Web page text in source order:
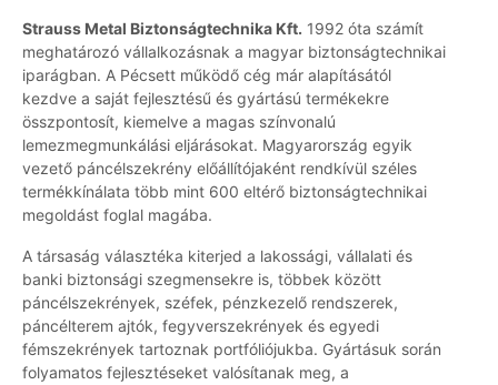
Strauss Metal Biztonságtechnika Kft. 1992 óta számít
meghatározó vállalkozásnak a magyar biztonságtechnikai
iparágban. A Pécsett működő cég már alapításától
kezdve a saját fejlesztésű és gyártású termékekre
összpontosít, kiemelve a magas színvonalú
lemezmegmunkálási eljárásokat. Magyarország egyik
vezető páncélszekrény előállítójaként rendkívül széles
termékkínálata több mint 600 eltérő biztonságtechnikai
megoldást foglal magába.
A társaság választéka kiterjed a lakossági, vállalati és
banki biztonsági szegmensekre is, többek között
páncélszekrények, széfek, pénzkezelő rendszerek,
páncélterem ajtók, fegyverszekrények és egyedi
fémszekrények tartoznak portfóliójukba. Gyártásuk során
folyamatos fejlesztéseket valósítanak meg, a